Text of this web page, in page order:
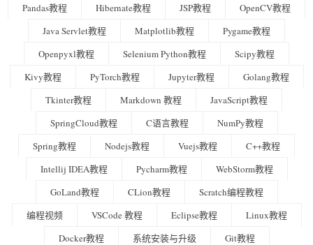
Pandas教程
Hibernate教程 JSP教程
OpenCV教程
Java Servlet教程
Matplotlib教程
Pygame教程
Openpyxl教程
Selenium Python教程
Scipy教程
Kivy教程
PyTorch教程 Jupyter教程
Golang教程
Tkinter教程
Markdown 教程
JavaScript教程
SpringCloud教程
C语言教程
NumPy教程
Spring教程
Nodejs教程 Vuejs教程
C++教程
Intellij IDEA教程
Pycharm教程
WebStorm教程
GoLand教程
CLion教程
Scratch编程教程
编程视频
VSCode 教程 Eclipse教程
Linux教程
Docker教程
系统安装与升级 Git教程